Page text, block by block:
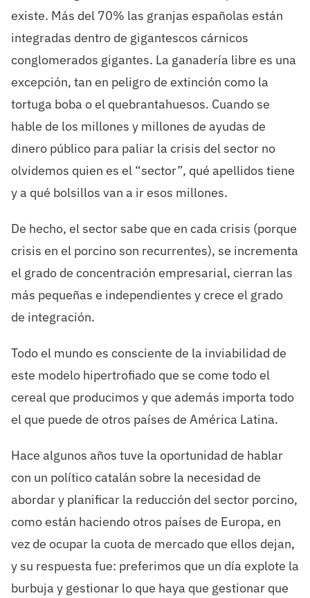
existe. Más del 70% las granjas españolas están
integradas dentro de gigantescos cárnicos
conglomerados gigantes. La ganadería libre es una
excepción, tan en peligro de extinción como la
tortuga boba o el quebrantahuesos. Cuando se
hable de los millones y millones de ayudas de
dinero público para paliar la crisis del sector no
olvidemos quien es el “sector”, qué apellidos tiene
y a qué bolsillos van a ir esos millones.
De hecho, el sector sabe que en cada crisis (porque
crisis en el porcino son recurrentes), se incrementa
el grado de concentración empresarial, cierran las
más pequeñas e independientes y crece el grado
de integración.
Todo el mundo es consciente de la inviabilidad de
este modelo hipertrofiado que se come todo el
cereal que producimos y que además importa todo
el que puede de otros países de América Latina.
Hace algunos años tuve la oportunidad de hablar
con un político catalán sobre la necesidad de
abordar y planificar la reducción del sector porcino,
como están haciendo otros países de Europa, en
vez de ocupar la cuota de mercado que ellos dejan,
y su respuesta fue: preferimos que un día explote la
burbuja y gestionar lo que haya que gestionar que